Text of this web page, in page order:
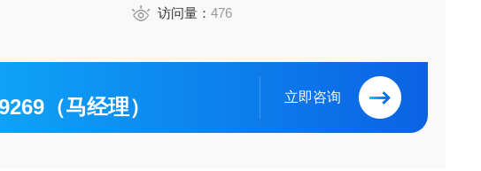
访问量： 476
（马经理） 立即咨询